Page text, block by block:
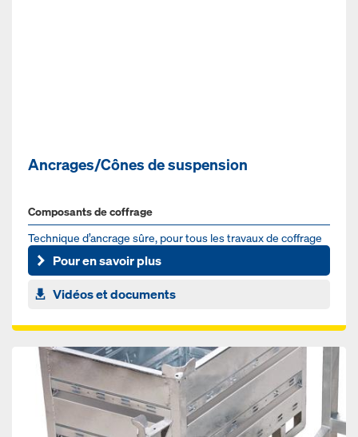
Ancrages/Cônes de suspension
Composants de coffrage
Tech­nique d’an­c­rage sûre, pour tous les tra­vaux de cof­f­rage
Pour en savoir plus
Vidéos et documents